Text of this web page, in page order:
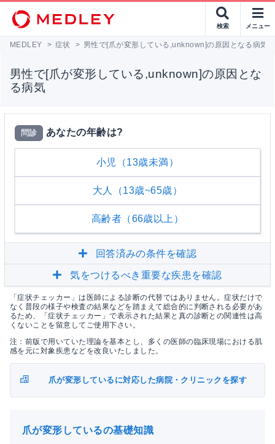
検索 メニュー
MEDLEY > 症状 > 男性で[爪が変形している,unknown]の原因となる病気
男性で[爪が変形している,unknown]の原因とな
る病気
問診 あなたの年齢は?
小児（13歳未満）
大人（13歳~65歳）
高齢者（66歳以上）
回答済みの条件を確認
気をつけるべき重要な疾患を確認
「症状チェッカー」は医師による診断の代替ではありません。症状だけで
なく普段の様子や検査の結果などを踏まえて総合的に判断される必要があ
るため、「症状チェッカー」で表示された結果と真の診断との関連性は高
くないことを留意してご使用下さい。
注：前版で用いていた理論を基本とし、多くの医師の臨床現場における肌
感を元に対象疾患などを改良いたしました。
爪が変形しているに対応した病院・クリニックを探す
爪が変形しているの基礎知識